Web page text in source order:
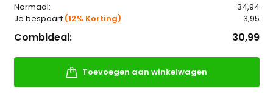
Normaal:
34,94
Je bespaart (12% Korting) 3,95
Combideal: 30,99
Toevoegen aan winkelwagen